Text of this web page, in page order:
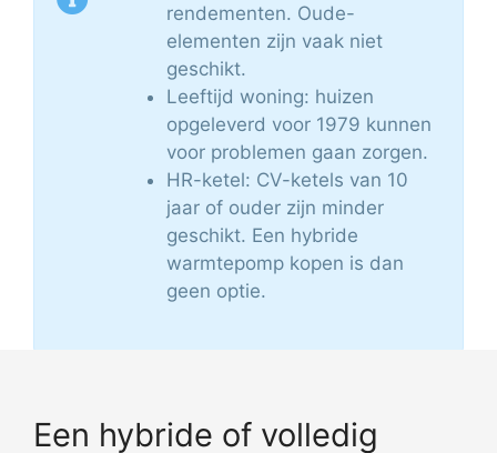
rendementen. Oude-
elementen zijn vaak niet
geschikt.
Leeftijd woning: huizen
opgeleverd voor 1979 kunnen
voor problemen gaan zorgen.
HR-ketel: CV-ketels van 10
jaar of ouder zijn minder
geschikt. Een hybride
warmtepomp kopen is dan
geen optie.
Een hybride of volledig